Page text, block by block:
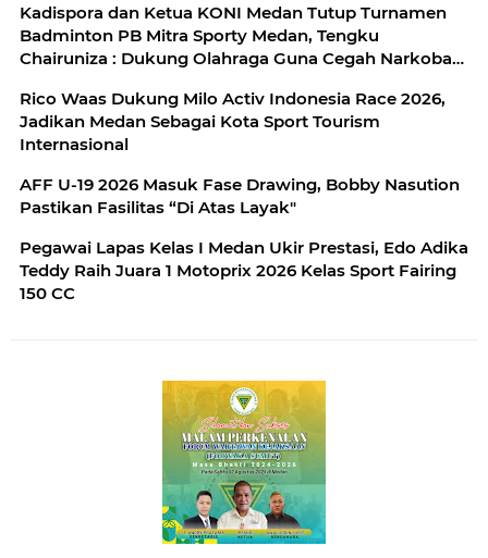
Kadispora dan Ketua KONI Medan Tutup Turnamen
Badminton PB Mitra Sporty Medan, Tengku
Chairuniza : Dukung Olahraga Guna Cegah Narkoba
Rico Waas Dukung Milo Activ Indonesia Race 2026,
Jadikan Medan Sebagai Kota Sport Tourism
Internasional
AFF U-19 2026 Masuk Fase Drawing, Bobby Nasution
Pastikan Fasilitas “Di Atas Layak"
Pegawai Lapas Kelas I Medan Ukir Prestasi, Edo Adika
Teddy Raih Juara 1 Motoprix 2026 Kelas Sport Fairing
150 CC